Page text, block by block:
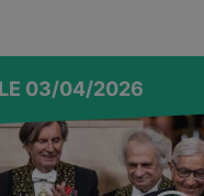
LE 03/04/2026